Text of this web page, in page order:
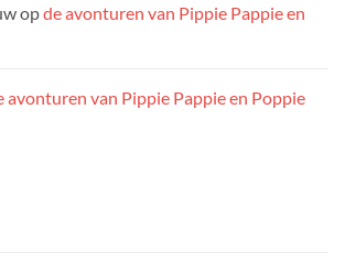
opde avonturen van Pippie Pappie en
avonturen van Pippie Pappie en Poppie